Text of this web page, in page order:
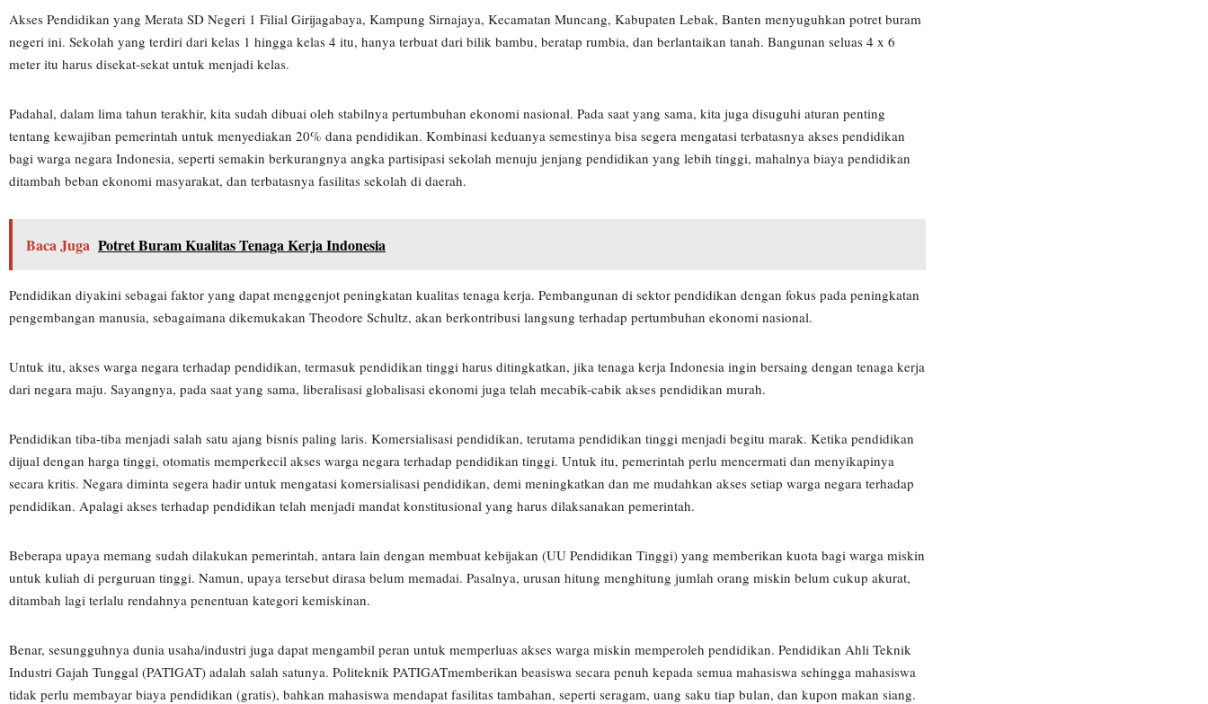
Akses Pendidikan yang Merata SD Negeri 1 Filial Girijagabaya, Kampung Sirnajaya, Kecamatan Muncang, Kabupaten Lebak, Banten menyuguhkan potret buram
negeri ini. Sekolah yang terdiri dari kelas 1 hingga kelas 4 itu, hanya terbuat dari bilik bambu, beratap rumbia, dan berlantaikan tanah. Bangunan seluas 4 x 6
meter itu harus disekat-sekat untuk menjadi kelas.
Padahal, dalam lima tahun terakhir, kita sudah dibuai oleh stabilnya pertumbuhan ekonomi nasional. Pada saat yang sama, kita juga disuguhi aturan penting
tentang kewajiban pemerintah untuk menyediakan 20% dana pendidikan. Kombinasi keduanya semestinya bisa segera mengatasi terbatasnya akses pendidikan
bagi warga negara Indonesia, seperti semakin berkurangnya angka partisipasi sekolah menuju jenjang pendidikan yang lebih tinggi, mahalnya biaya pendidikan
ditambah beban ekonomi masyarakat, dan terbatasnya fasilitas sekolah di daerah.
Baca Juga Potret Buram Kualitas Tenaga Kerja Indonesia
Pendidikan diyakini sebagai faktor yang dapat menggenjot peningkatan kualitas tenaga kerja. Pembangunan di sektor pendidikan dengan fokus pada peningkatan
pengembangan manusia, sebagaimana dikemukakan Theodore Schultz, akan berkontribusi langsung terhadap pertumbuhan ekonomi nasional.
Untuk itu, akses warga negara terhadap pendidikan, termasuk pendidikan tinggi harus ditingkatkan, jika tenaga kerja Indonesia ingin bersaing dengan tenaga kerja
dari negara maju. Sayangnya, pada saat yang sama, liberalisasi globalisasi ekonomi juga telah mecabik-cabik akses pendidikan murah.
Pendidikan tiba-tiba menjadi salah satu ajang bisnis paling laris. Komersialisasi pendidikan, terutama pendidikan tinggi menjadi begitu marak. Ketika pendidikan
dijual dengan harga tinggi, otomatis memperkecil akses warga negara terhadap pendidikan tinggi. Untuk itu, pemerintah perlu mencermati dan menyikapinya
secara kritis. Negara diminta segera hadir untuk mengatasi komersialisasi pendidikan, demi meningkatkan dan me mudahkan akses setiap warga negara terhadap
pendidikan. Apalagi akses terhadap pendidikan telah menjadi mandat konstitusional yang harus dilaksanakan pemerintah.
Beberapa upaya memang sudah dilakukan pemerintah, antara lain dengan membuat kebijakan (UU Pendidikan Tinggi) yang memberikan kuota bagi warga miskin
untuk kuliah di perguruan tinggi. Namun, upaya tersebut dirasa belum memadai. Pasalnya, urusan hitung menghitung jumlah orang miskin belum cukup akurat,
ditambah lagi terlalu rendahnya penentuan kategori kemiskinan.
Benar, sesungguhnya dunia usaha/industri juga dapat mengambil peran untuk memperluas akses warga miskin memperoleh pendidikan. Pendidikan Ahli Teknik
Industri Gajah Tunggal (PATIGAT) adalah salah satunya. Politeknik PATIGATmemberikan beasiswa secara penuh kepada semua mahasiswa sehingga mahasiswa
tidak perlu membayar biaya pendidikan (gratis), bahkan mahasiswa mendapat fasilitas tambahan, seperti seragam, uang saku tiap bulan, dan kupon makan siang.